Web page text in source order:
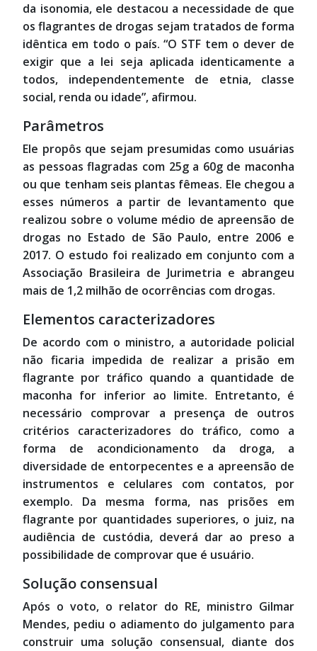
da isonomia, ele destacou a necessidade de que
os flagrantes de drogas sejam tratados de forma
idêntica em todo o país. “O STF tem o dever de
exigir que a lei seja aplicada identicamente a
todos, independentemente de etnia, classe
social, renda ou idade”, afirmou.
Parâmetros
Ele propôs que sejam presumidas como usuárias
as pessoas flagradas com 25g a 60g de maconha
ou que tenham seis plantas fêmeas. Ele chegou a
esses números a partir de levantamento que
realizou sobre o volume médio de apreensão de
drogas no Estado de São Paulo, entre 2006 e
2017. O estudo foi realizado em conjunto com a
Associação Brasileira de Jurimetria e abrangeu
mais de 1,2 milhão de ocorrências com drogas.
Elementos caracterizadores
De acordo com o ministro, a autoridade policial
não ficaria impedida de realizar a prisão em
flagrante por tráfico quando a quantidade de
maconha for inferior ao limite. Entretanto, é
necessário comprovar a presença de outros
critérios caracterizadores do tráfico, como a
forma de acondicionamento da droga, a
diversidade de entorpecentes e a apreensão de
instrumentos e celulares com contatos, por
exemplo. Da mesma forma, nas prisões em
flagrante por quantidades superiores, o juiz, na
audiência de custódia, deverá dar ao preso a
possibilidade de comprovar que é usuário.
Solução consensual
Após o voto, o relator do RE, ministro Gilmar
Mendes, pediu o adiamento do julgamento para
construir uma solução consensual, diante dos